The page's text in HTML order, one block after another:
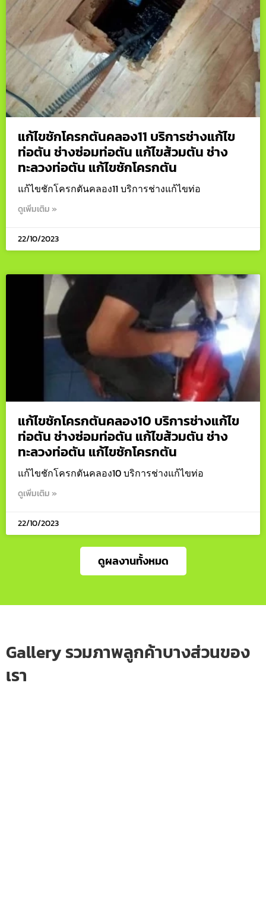
แก้ไขชักโครกตันคลอง11 บริการช่างแก้ไข
ท่อตัน ช่างซ่อมท่อตัน แก้ไขส้วมตัน ช่าง
ทะลวงท่อตัน แก้ไขชักโครกตัน
แก้ไขชักโครกตันคลอง11 บริการช่างแก้ไขท่อ
ดูเพิ่มเติม »
22/10/2023
แก้ไขชักโครกตันคลอง10 บริการช่างแก้ไข
ท่อตัน ช่างซ่อมท่อตัน แก้ไขส้วมตัน ช่าง
ทะลวงท่อตัน แก้ไขชักโครกตัน
แก้ไขชักโครกตันคลอง10 บริการช่างแก้ไขท่อ
ดูเพิ่มเติม »
22/10/2023
ดูผลงานทั้งหมด
Gallery รวมภาพลูกค้าบางส่วนของ
เรา